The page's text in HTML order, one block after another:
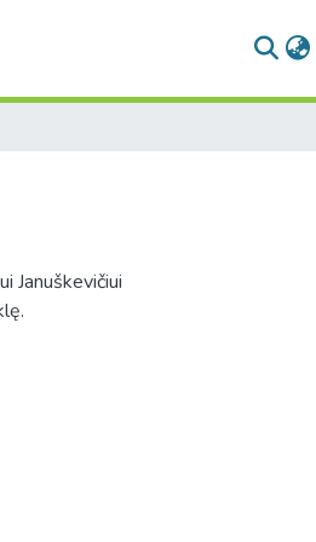
Januškevičiui